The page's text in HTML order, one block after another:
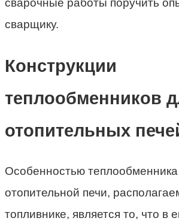
сварочные работы поручить
сварщику.
Конструкции
теплообменников
отопительных
Особенностью
отопительной печи,
топливнике, является то, что в